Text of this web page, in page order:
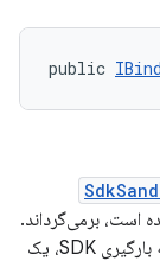
public
است، برمی‌گرداند.
اگر Binder از آن زمان در دسترس نباشد، در پاسخ به بارگیری SDK، یک